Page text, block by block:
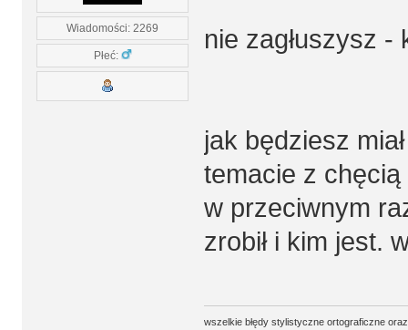
Wiadomości: 2269
Płeć:
nie zagłuszysz -
jak będziesz
temacie z chęcią
w przeciwnym
zrobił i kim jest.
wszelkie błędy stylistyczne ortograficzne